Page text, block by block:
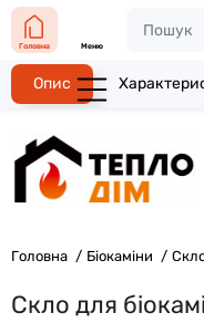
Головна Меню
Головна Біокаміни
Скло для
Опис